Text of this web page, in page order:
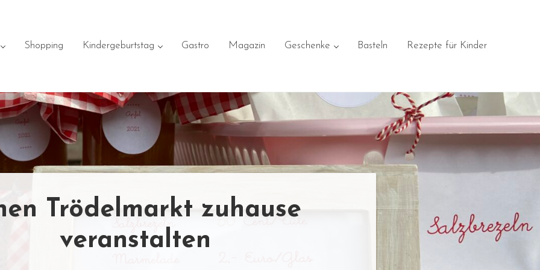
Shopping Kindergeburtstag Gastro Magazin Geschenke Basteln Rezepte für Kinder
Trödelmarkt zuhause
veranstalten